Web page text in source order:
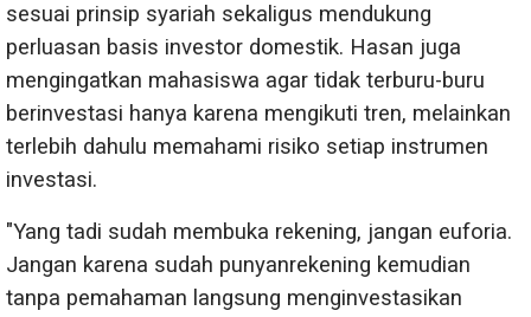
sesuai prinsip syariah sekaligus mendukung
perluasan basis investor domestik. Hasan juga
mengingatkan mahasiswa agar tidak terburu-buru
berinvestasi hanya karena mengikuti tren, melainkan
terlebih dahulu memahami risiko setiap instrumen
investasi.
"Yang tadi sudah membuka rekening, jangan euforia.
Jangan karena sudah punyanrekening kemudian
tanpa pemahaman langsung menginvestasikan